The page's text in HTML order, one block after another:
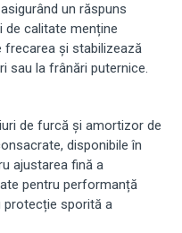
un răspuns
de calitate menține
frecarea și stabilizează
sau la frânări puternice.
de furcă și amortizor de
disponibile în
ajustarea fină a
pentru performanță
protecție sporită a